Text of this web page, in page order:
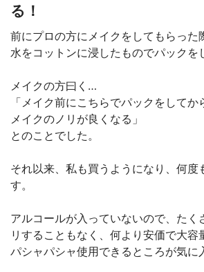
る！
前にプロの方にメイクをしてもらった
水をコットンに浸したものでパックを
メイクの方曰く…
「メイク前にこちらでパックをしてか
メイクのノリが良くなる」
とのことでした。
それ以来、私も買うようになり、何度
す。
アルコールが入っていないので、たく
リすることもなく、何より安価で大容
パシャパシャ使用できるところが気に